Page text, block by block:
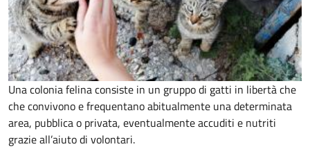
Una colonia felina consiste in un gruppo di gatti in libertà che
che convivono e frequentano abitualmente una determinata
area, pubblica o privata, eventualmente accuditi e nutriti
grazie all’aiuto di volontari.